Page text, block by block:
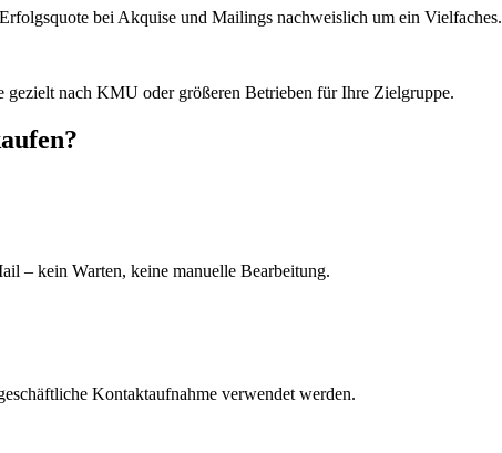
bei Akquise und Mailings nachweislich um ein Vielfaches.
gezielt nach KMU oder größeren Betrieben für Ihre Zielgruppe.
– kein Warten, keine manuelle Bearbeitung.
Kontaktaufnahme verwendet werden.